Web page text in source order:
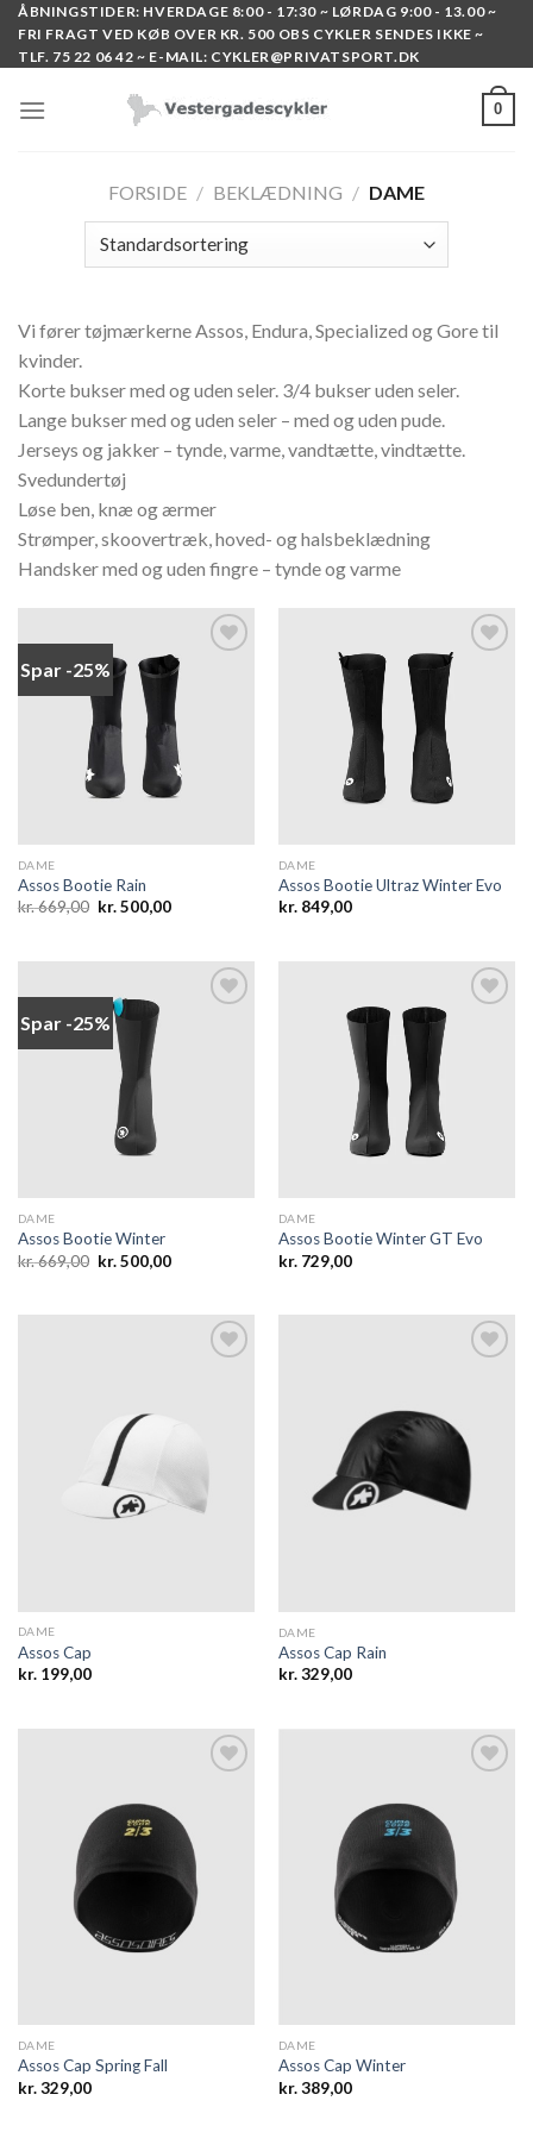
Skip
content
ÅBNINGSTIDER: HVERDAGE 8:00 - 17:30 ~ LØRDAG 9:00 - 13.00 ~
FRI FRAGT VED KØB OVER KR. 500 OBS CYKLER SENDES IKKE ~
TLF. 75 22 06 42 ~ E-MAIL: CYKLER@PRIVATSPORT.DK
0
FORSIDE / BEKLÆDNING / DAME
Vi fører tøjmærkerne Assos, Endura, Specialized og Gore til
kvinder.
Korte bukser med og uden seler. 3/4 bukser uden seler.
Lange bukser med og uden seler – med og uden pude.
Jerseys og jakker – tynde, varme, vandtætte, vindtætte.
Svedundertøj
Løse ben, knæ og ærmer
Strømper, skoovertræk, hoved- og halsbeklædning
Handsker med og uden fingre – tynde og varme
Spar -25%
DAME
Assos Bootie Rain
kr.669,00 Den
oprindelige
kr. 669,00.
kr.500,00Den
kr. 500,00.
DAME
Assos Bootie Ultraz Winter Evo
kr.849,00
Spar -25%
DAME
Assos Bootie Winter
kr.669,00 Den
oprindelige
kr.500,00Den
kr. 500,00.
DAME
Assos Bootie Winter GT Evo
kr.729,00
DAME
Assos Cap
kr.199,00
wishlist
DAME
Assos Cap Rain
kr.329,00
DAME
Assos Cap Spring Fall
kr.329,00
DAME
Assos Cap Winter
kr.389,00